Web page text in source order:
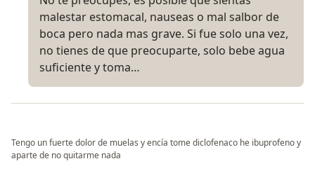
malestar estomacal, nauseas o mal salbor de
boca pero nada mas grave. Si fue solo una vez,
no tienes de que preocuparte, solo bebe agua
suficiente y toma…
Tengo un fuerte dolor de muelas y encía tome diclofenaco he ibuprofeno y
aparte de no quitarme nada